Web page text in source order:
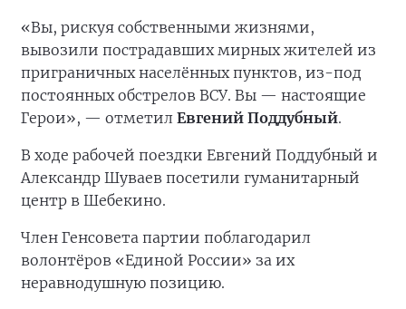
«Вы, рискуя собственными жизнями,
вывозили пострадавших мирных жителей из
приграничных населённых пунктов, из-под
постоянных обстрелов ВСУ. Вы — настоящие
Герои», — отметил Евгений Поддубный.
В ходе рабочей поездки Евгений Поддубный и
Александр Шуваев посетили гуманитарный
центр в Шебекино.
Член Генсовета партии поблагодарил
волонтёров «Единой России» за их
неравнодушную позицию.